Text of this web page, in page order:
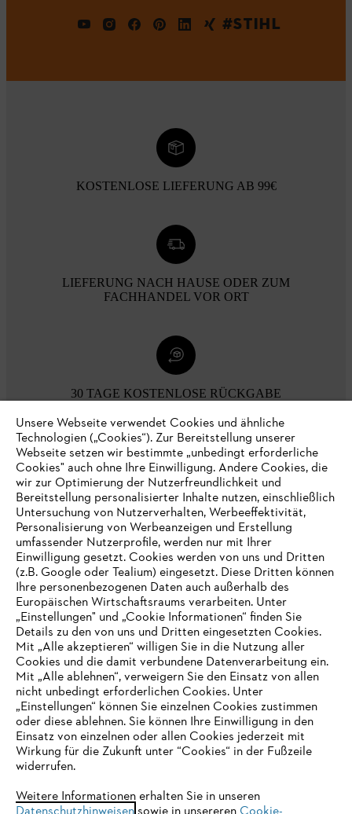
#STIHL
KOSTENLOSE LIEFERUNG AB 99€
LIEFERUNG NACH HAUSE ODER ZUM
FACHHANDEL VOR ORT
30 TAGE KOSTENLOSE RÜCKGABE
Zahlungsmöglichkeiten
Unternehmen
Online Shop
Service
IHR BROWSER WIRD NICHT
UNTERSTÜTZT
eine optimale Nutzung unserer Seite empfehlen wir Ihnen, zu
einem der folgenden Browser zu wechseln:
Unsere Webseite verwendet Cookies und ähnliche
Technologien („Cookies“). Zur Bereitstellung unserer
Webseite setzen wir bestimmte „unbedingt erforderliche
Cookies" auch ohne Ihre Einwilligung. Andere Cookies, die
wir zur Optimierung der Nutzerfreundlichkeit und
Bereitstellung personalisierter Inhalte nutzen, einschließlich
Untersuchung von Nutzerverhalten, Werbeeffektivität,
Personalisierung von Werbeanzeigen und Erstellung
umfassender Nutzerprofile, werden nur mit Ihrer
Einwilligung gesetzt. Cookies werden von uns und Dritten
(z.B. Google oder Tealium) eingesetzt. Diese Dritten können
Ihre personenbezogenen Daten auch außerhalb des
Europäischen Wirtschaftsraums verarbeiten. Unter
„Einstellungen" und „Cookie Informationen“ finden Sie
Details zu den von uns und Dritten eingesetzten Cookies.
Mit „Alle akzeptieren“ willigen Sie in die Nutzung aller
Cookies und die damit verbundene Datenverarbeitung ein.
Mit „Alle ablehnen“, verweigern Sie den Einsatz von allen
nicht unbedingt erforderlichen Cookies. Unter
„Einstellungen“ können Sie einzelnen Cookies zustimmen
oder diese ablehnen. Sie können Ihre Einwilligung in den
Einsatz von einzelnen oder allen Cookies jederzeit mit
Wirkung für die Zukunft unter “Cookies“ in der Fußzeile
widerrufen.
Weitere Informationen erhalten Sie in unseren